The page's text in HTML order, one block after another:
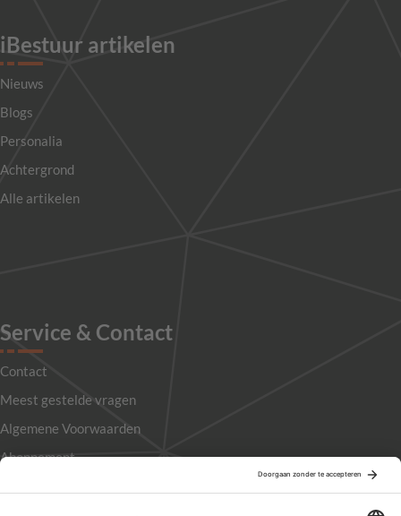
iBestuur artikelen
Nieuws
Blogs
Personalia
Achtergrond
Alle artikelen
Service & Contact
Contact
Meest gestelde vragen
Algemene Voorwaarden
Abonnement